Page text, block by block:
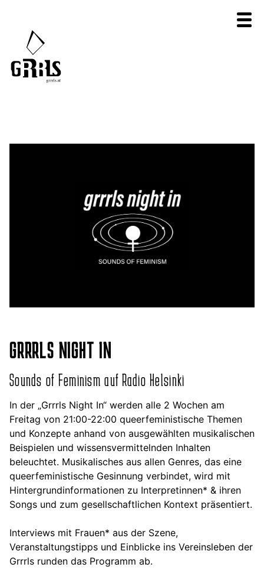
GRRRLS NIGHT IN
Sounds of Feminism auf Radio Helsinki
In der „Grrrls Night In“ werden alle 2 Wochen am
Freitag von 21:00-22:00 queerfeministische Themen
und Konzepte anhand von ausgewählten musikalischen
Beispielen und wissensvermittelnden Inhalten
beleuchtet. Musikalisches aus allen Genres, das eine
queerfeministische Gesinnung verbindet, wird mit
Hintergrundinformationen zu Interpretinnen* & ihren
Songs und zum gesellschaftlichen Kontext präsentiert.
Interviews mit Frauen* aus der Szene,
Veranstaltungstipps und Einblicke ins Vereinsleben der
Grrrls runden das Programm ab.